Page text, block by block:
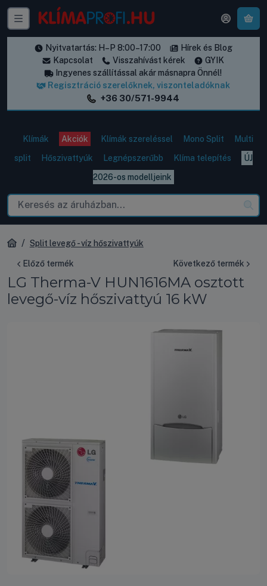
Nyitvatartás: H–P 8:00–17:00
Hírek és Blog
Kapcsolat
Visszahívást kérek
GYIK
Ingyenes szállítással akár másnapra Önnél!
Regisztráció szerelőknek, viszonteladóknak
+36 30/571-9944
Klímák Akciók Klímák szereléssel Mono Split
Multi
split
Hőszivattyúk Legnépszerűbb Klíma telepítés
ÚJ
2026-os modelljeink
Split levegő - víz hőszivattyúk
Előző termék Következő termék
LG Therma-V HUN1616MA osztott
levegő-víz hőszivattyú 16 kW